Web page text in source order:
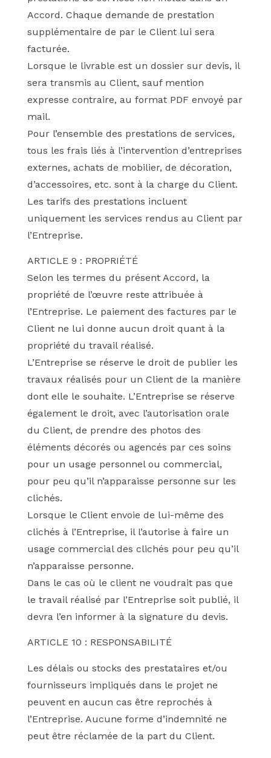
Accord. Chaque demande de prestation
supplémentaire de par le Client lui sera
facturée.
Lorsque le livrable est un dossier sur devis, il
sera transmis au Client, sauf mention
expresse contraire, au format PDF envoyé par
mail.
Pour l’ensemble des prestations de services,
tous les frais liés à l’intervention d’entreprises
externes, achats de mobilier, de décoration,
d’accessoires, etc. sont à la charge du Client.
Les tarifs des prestations incluent
uniquement les services rendus au Client par
l’Entreprise.
ARTICLE 9 : PROPRIÉTÉ
Selon les termes du présent Accord, la
propriété de l’œuvre reste attribuée à
l’Entreprise. Le paiement des factures par le
Client ne lui donne aucun droit quant à la
propriété du travail réalisé.
L’Entreprise se réserve le droit de publier les
travaux réalisés pour un Client de la manière
dont elle le souhaite. L’Entreprise se réserve
également le droit, avec l’autorisation orale
du Client, de prendre des photos des
éléments décorés ou agencés par ces soins
pour un usage personnel ou commercial,
pour peu qu’il n’apparaisse personne sur les
clichés.
Lorsque le Client envoie de lui-même des
clichés à l’Entreprise, il l’autorise à faire un
usage commercial des clichés pour peu qu’il
n’apparaisse personne.
Dans le cas où le client ne voudrait pas que
le travail réalisé par l’Entreprise soit publié, il
devra l’en informer à la signature du devis.
ARTICLE 10 : RESPONSABILITÉ
Les délais ou stocks des prestataires et/ou
fournisseurs impliqués dans le projet ne
peuvent en aucun cas être reprochés à
l’Entreprise. Aucune forme d’indemnité ne
peut être réclamée de la part du Client.